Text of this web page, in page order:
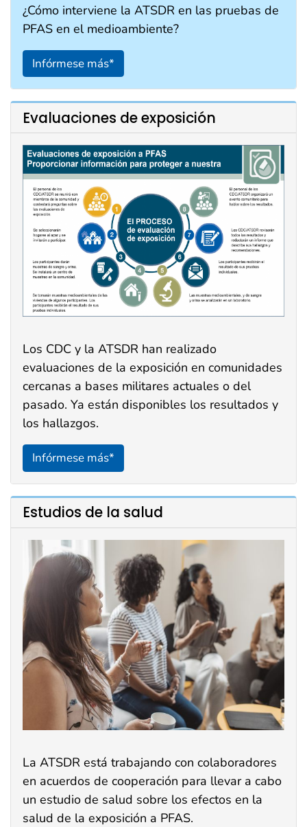
¿Cómo interviene la ATSDR en las pruebas de
PFAS en el medioambiente?
Infórmese más*
Evaluaciones de exposición
Los CDC y la ATSDR han realizado
evaluaciones de la exposición en comunidades
cercanas a bases militares actuales o del
pasado. Ya están disponibles los resultados y
los hallazgos.
Infórmese más*
Estudios de la salud
La ATSDR está trabajando con colaboradores
en acuerdos de cooperación para llevar a cabo
un estudio de salud sobre los efectos en la
salud de la exposición a PFAS.